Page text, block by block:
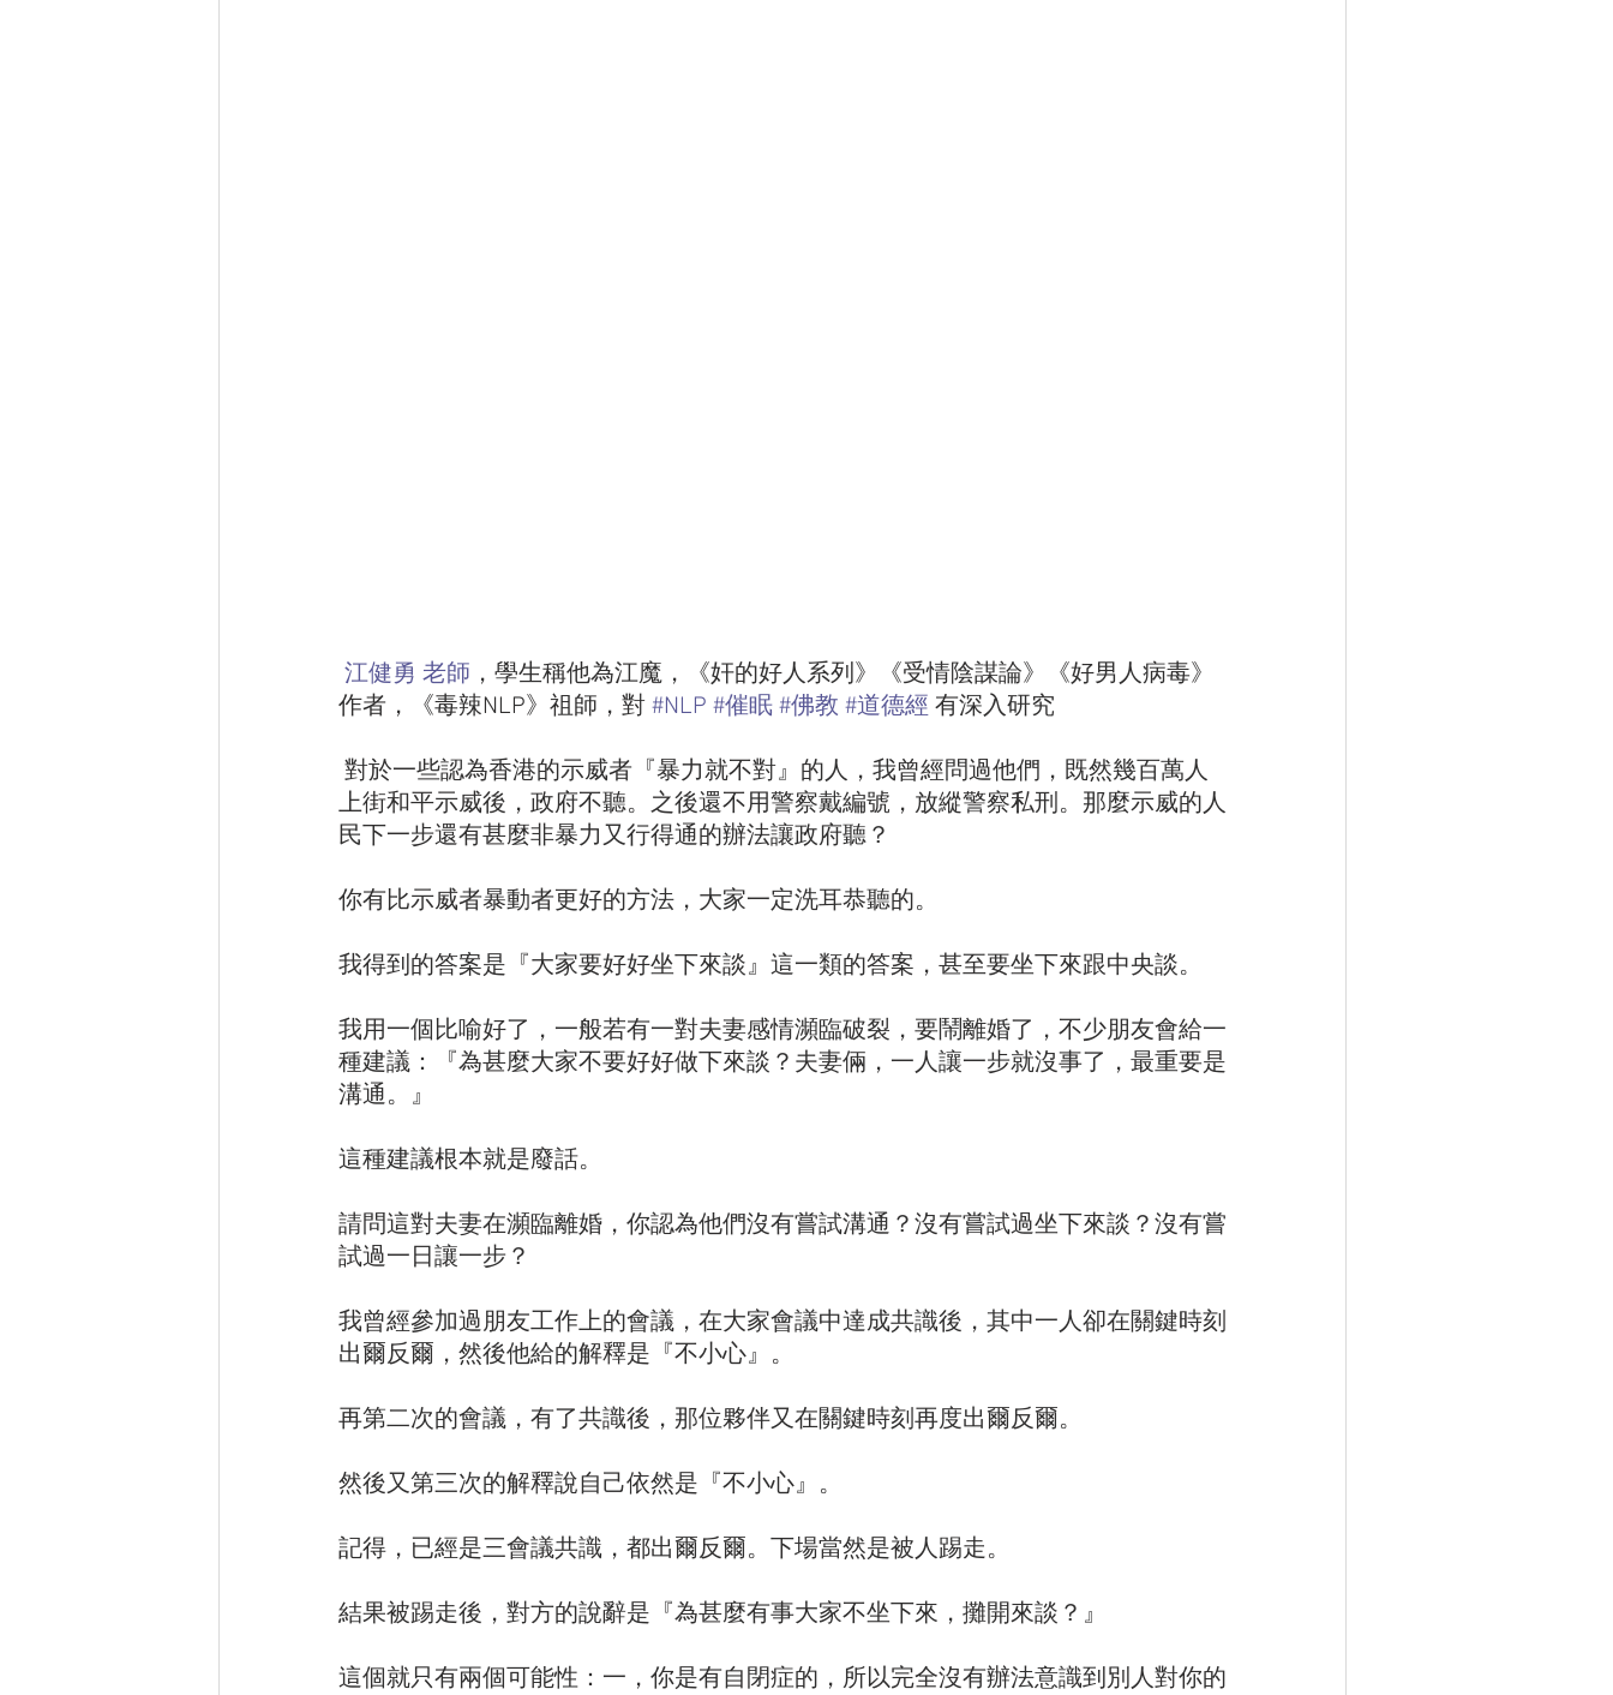
江健勇 老師 ，學生稱他為江魔，《奸的好人系列》《受情陰謀論》《好男人病毒》
作者，《毒辣NLP》祖師，對 #NLP #催眠 #佛教 #道德經 有深入研究
上街和平示威後，政府不聽。之後還不用警察戴編號，放縱警察私刑。那麼示威的人
民下一步還有甚麼非暴力又行得通的辦法讓政府聽？
你有比示威者暴動者更好的方法，大家一定洗耳恭聽的。
我得到的答案是『大家要好好坐下來談』這一類的答案，甚至要坐下來跟中央談。
我用一個比喻好了，一般若有一對夫妻感情瀕臨破裂，要鬧離婚了，不少朋友會給一
種建議：『為甚麼大家不要好好做下來談？夫妻倆，一人讓一步就沒事了，最重要是
溝通。』
這種建議根本就是廢話。
請問這對夫妻在瀕臨離婚，你認為他們沒有嘗試溝通？沒有嘗試過坐下來談？沒有嘗
試過一日讓一步？
我曾經參加過朋友工作上的會議，在大家會議中達成共識後，其中一人卻在關鍵時刻
出爾反爾，然後他給的解釋是『不小心』。
再第二次的會議，有了共識後，那位夥伴又在關鍵時刻再度出爾反爾。
然後又第三次的解釋說自己依然是『不小心』。
記得，已經是三會議共識，都出爾反爾。下場當然是被人踢走。
結果被踢走後，對方的說辭是『為甚麼有事大家不坐下來，攤開來談？』
這個就只有兩個可能性：一，你是有自閉症的，所以完全沒有辦法意識到別人對你的